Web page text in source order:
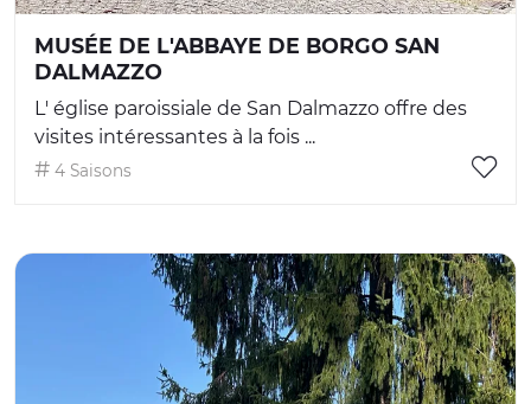
MUSÉE DE L'ABBAYE DE BORGO SAN
DALMAZZO
L' église paroissiale de San Dalmazzo offre des
visites intéressantes à la fois ...
4 Saisons